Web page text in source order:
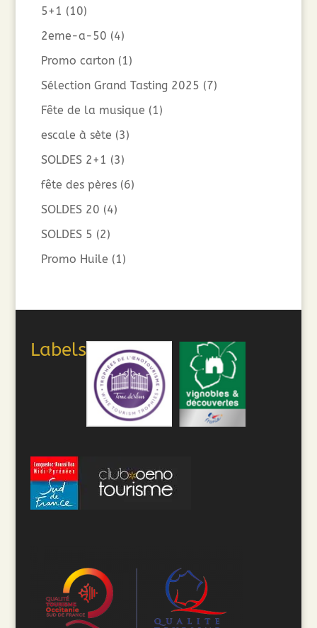
5+1 (10)
2eme-a-50 (4)
Promo carton (1)
Sélection Grand Tasting 2025 (7)
Fête de la musique (1)
escale à sète (3)
SOLDES 2+1 (3)
fête des pères (6)
SOLDES 20 (4)
SOLDES 5 (2)
Promo Huile (1)
Labels